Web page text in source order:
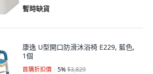
暫時缺貨
康逸 U型開口防滑沐浴椅 E229, 藍色,
1個
首購折扣價 5%$3,829